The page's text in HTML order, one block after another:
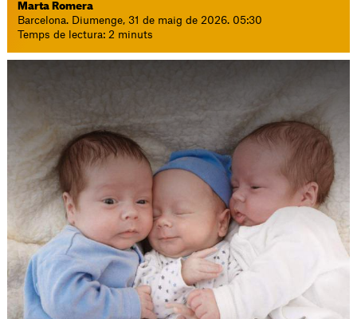
Marta Romera
Barcelona. Diumenge, 31 de maig de 2026. 05:30
Temps de lectura: 2 minuts